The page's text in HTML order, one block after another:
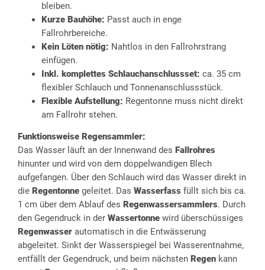
bleiben.
Kurze Bauhöhe: Passt auch in enge
Fallrohrbereiche.
Kein Löten nötig: Nahtlos in den Fallrohrstrang
einfügen.
Inkl. komplettes Schlauchanschlussset: ca. 35 cm
flexibler Schlauch und Tonnenanschlussstück.
Flexible Aufstellung: Regentonne muss nicht direkt
am Fallrohr stehen.
Funktionsweise Regensammler:
Das Wasser läuft an der Innenwand des Fallrohres
hinunter und wird von dem doppelwandigen Blech
aufgefangen. Über den Schlauch wird das Wasser direkt in
die Regentonne geleitet. Das Wasserfass füllt sich bis ca.
1 cm über dem Ablauf des Regenwassersammlers. Durch
den Gegendruck in der Wassertonne wird überschüssiges
Regenwasser automatisch in die Entwässerung
abgeleitet. Sinkt der Wasserspiegel bei Wasserentnahme,
entfällt der Gegendruck, und beim nächsten Regen kann